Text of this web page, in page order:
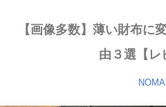
【画像多数】薄い財布に
由３選【レ